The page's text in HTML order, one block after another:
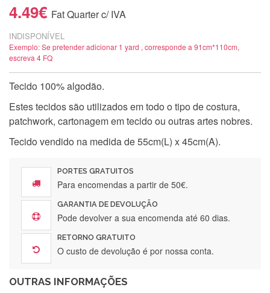
4.49€ Fat Quarter c/ IVA
INDISPONÍVEL
Exemplo: Se pretender adicionar 1 yard , corresponde a 91cm*110cm,
escreva 4 FQ
Tecido 100% algodão.
Estes tecidos são utilizados em todo o tipo de costura,
patchwork, cartonagem em tecido ou outras artes nobres.
Tecido vendido na medida de 55cm(L) x 45cm(A).
PORTES GRATUITOS
Para encomendas a partir de 50€.
GARANTIA DE DEVOLUÇÃO
Pode devolver a sua encomenda até 60 dias.
RETORNO GRATUITO
O custo de devolução é por nossa conta.
OUTRAS INFORMAÇÕES